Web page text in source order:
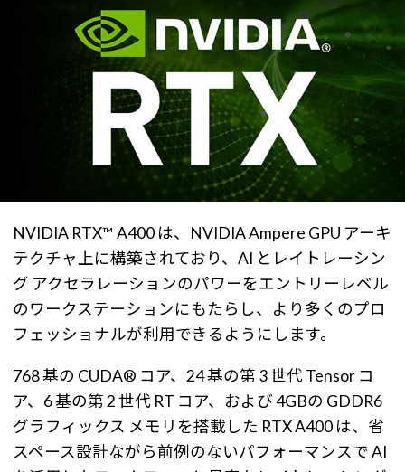
NVIDIA RTX™ A400 は、NVIDIA Ampere GPU アーキ
テクチャ上に構築されており、AI とレイトレーシン
グ アクセラレーションのパワーをエントリーレベル
のワークステーションにもたらし、より多くのプロ
フェッショナルが利用できるようにします。
768 基の CUDA® コア、24 基の第 3 世代 Tensor コ
ア、6 基の第 2 世代 RT コア、および 4GBの GDDR6
グラフィックス メモリを搭載した RTX A400 は、省
スペース設計ながら前例のないパフォーマンスで AI